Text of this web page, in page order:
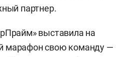
партнер.
выставила на
марафон свою команду —